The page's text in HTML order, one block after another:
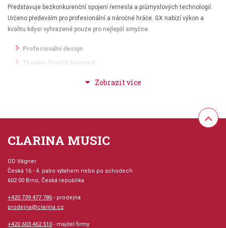
Představuje bezkonkurenční spojení řemesla a průmyslových technologií.
Určeno především pro profesionální a náročné hráče. GX nabízí výkon a
kvalitu kdysi vyhrazené pouze pro nejlepší smyčce.
Profesionální design
Tkanivo Graphit Diamond
CLARINA MUSIC
OD Vágner
Česká 16 - 4. patro výtahem nebo po schodech
602 00 Brno, Česká republika
+420 739 477 786 - prodejna
prodejna@clarina.cz
+420 603 462 510 - majitel firmy